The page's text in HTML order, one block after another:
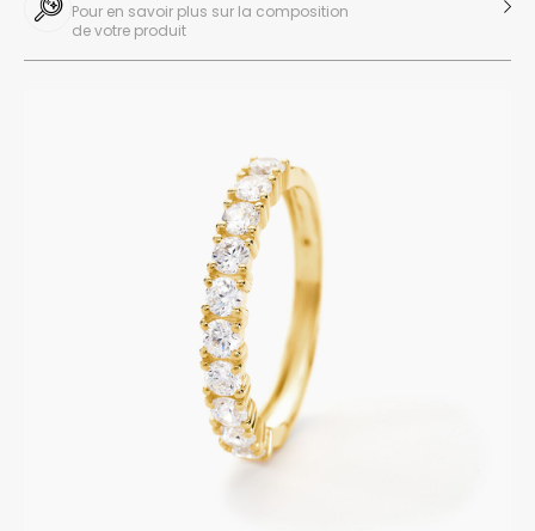
Pour en savoir plus sur la composition
de votre produit